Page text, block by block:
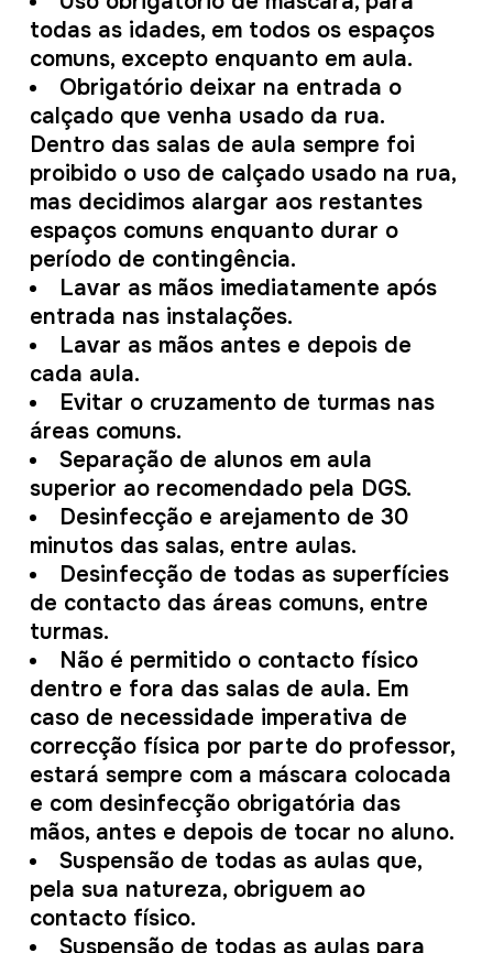
todas as idades, em todos os espaços
comuns, excepto enquanto em aula.
Obrigatório deixar na entrada o
calçado que venha usado da rua.
Dentro das salas de aula sempre foi
proibido o uso de calçado usado na rua,
mas decidimos alargar aos restantes
espaços comuns enquanto durar o
período de contingência.
Lavar as mãos imediatamente após
entrada nas instalações.
Lavar as mãos antes e depois de
cada aula.
Evitar o cruzamento de turmas nas
áreas comuns.
Separação de alunos em aula
superior ao recomendado pela DGS.
Desinfecção e arejamento de 30
minutos das salas, entre aulas.
Desinfecção de todas as superfícies
de contacto das áreas comuns, entre
turmas.
Não é permitido o contacto físico
dentro e fora das salas de aula. Em
caso de necessidade imperativa de
correcção física por parte do professor,
estará sempre com a máscara colocada
e com desinfecção obrigatória das
mãos, antes e depois de tocar no aluno.
Suspensão de todas as aulas que,
pela sua natureza, obriguem ao
contacto físico.
Suspensão de todas as aulas para